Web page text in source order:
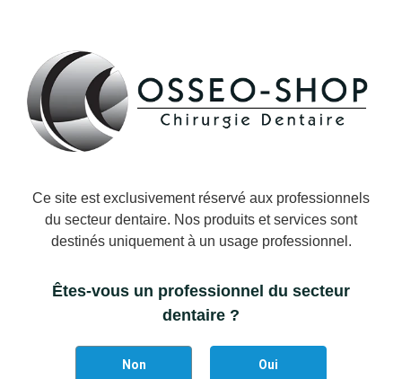
MARQUE:
Lasak Implants
UGS:
LASAK-2714.00
Désolé, plus d'articles.
Lasak Implants
Ce site est exclusivement réservé aux professionnels
du secteur dentaire. Nos produits et services sont
destinés uniquement à un usage professionnel.
Êtes-vous un professionnel du secteur
dentaire ?
Non Oui